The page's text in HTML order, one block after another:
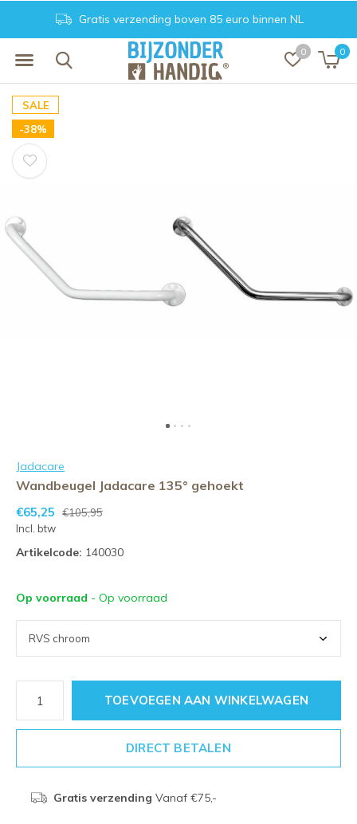
0 0
Gratis verzending boven 85 euro binnen NL
SALE
-38%
Jadacare
Wandbeugel Jadacare 135° gehoekt
€65,25
€105,95
Incl. btw
Artikelcode: 140030
Op voorraad - Op voorraad
TOEVOEGEN AAN WINKELWAGEN
DIRECT BETALEN
Gratis verzending Vanaf €75,-